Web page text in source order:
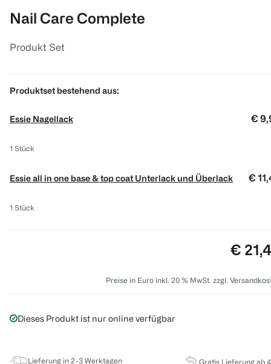
Nail Care Complete
Produkt Set
Produktset bestehend aus:
Essie Nagellack €
1 Stück
Essie all in one base & top coat Unterlack und Überlack €
1 Stück
Preis:
€
Preise in Euro inkl. 20 % MwSt. zzgl.
Dieses Produkt ist nur online verfügbar
Lieferung in 2-3 Werktagen Gratis Lieferung ab